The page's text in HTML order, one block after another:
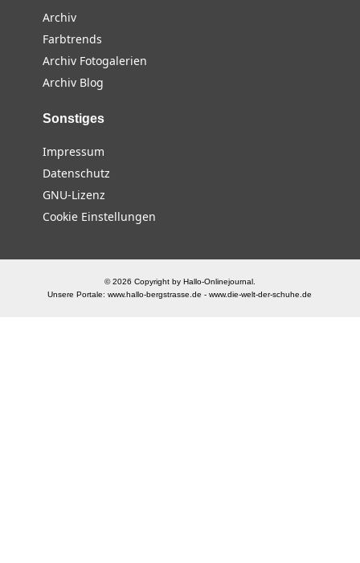
Archiv
Farbtrends
Archiv Fotogalerien
Archiv Blog
Sonstiges
Impressum
Datenschutz
GNU-Lizenz
Cookie Einstellungen
© 2026 Copyright by Hallo-Onlinejournal.
Unsere Portale:www.hallo-bergstrasse.de -www.die-welt-der-schuhe.de